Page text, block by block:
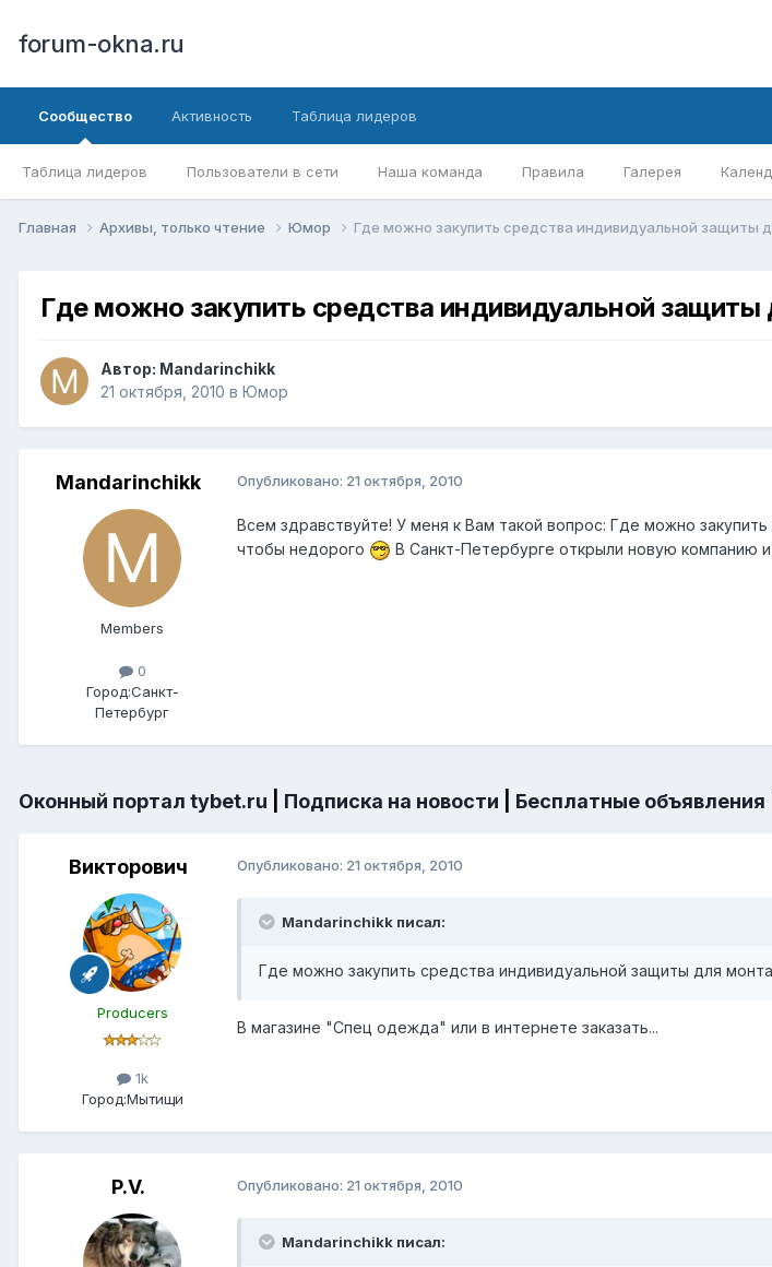
forum-okna.ru
Сообщество
Таблица лидеров Пользователи в сети Наша команда Правила Галерея
Активность Таблица лидеров
Главная Архивы, только чтение Юмор Где можно закупить средства индивидуальной защиты
Где можно закупить средства индивидуальной
Автор: Mandarinchikk
21 октября, 2010 в Юмор
Mandarinchikk
Members
0
Город:Санкт-
Петербург
Опубликовано: 21 октября, 2010
Всем здравствуйте! У меня к Вам такой вопрос: Где можно
чтобы недорого
В Санкт-Петербурге открыли новую компанию
Оконный портал tybet.ru Подписка на новости Бесплатные объявления
Викторович
Producers
1k
Город:Мытищи
Опубликовано: 21 октября, 2010
Mandarinchikk писал:
Где можно закупить средства индивидуальной защиты для
В магазине "Спец одежда" или в интернете заказать...
P.V. Опубликовано: 21 октября, 2010
Mandarinchikk писал: